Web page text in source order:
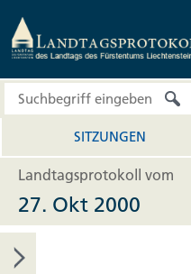
SITZUNGEN
Landtagsprotokoll vom
27. Okt 2000